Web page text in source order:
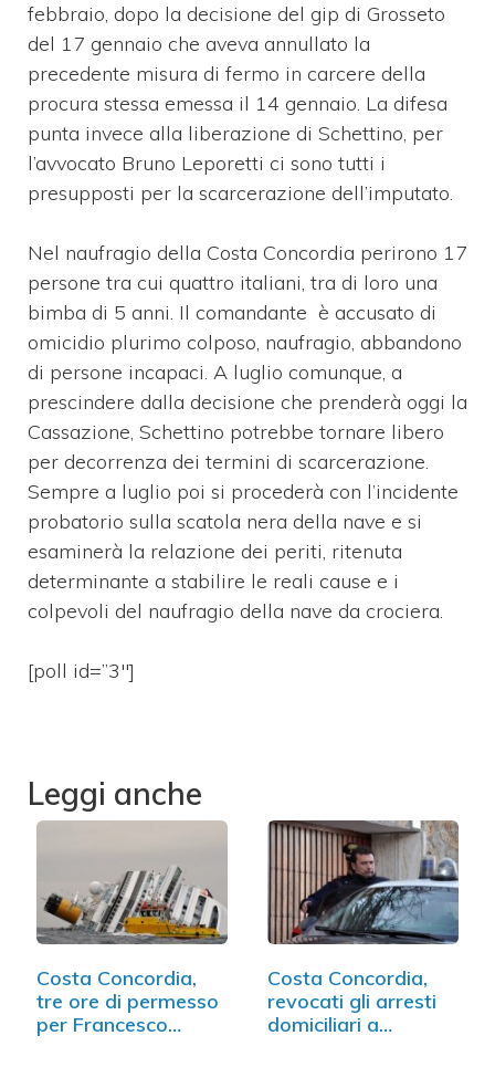
febbraio, dopo la decisione del gip di Grosseto
del 17 gennaio che aveva annullato la
precedente misura di fermo in carcere della
procura stessa emessa il 14 gennaio. La difesa
punta invece alla liberazione di Schettino, per
l’avvocato Bruno Leporetti ci sono tutti i
presupposti per la scarcerazione dell’imputato.
Nel naufragio della Costa Concordia perirono 17
persone tra cui quattro italiani, tra di loro una
bimba di 5 anni. Il comandante è accusato di
omicidio plurimo colposo, naufragio, abbandono
di persone incapaci. A luglio comunque, a
prescindere dalla decisione che prenderà oggi la
Cassazione, Schettino potrebbe tornare libero
per decorrenza dei termini di scarcerazione.
Sempre a luglio poi si procederà con l’incidente
probatorio sulla scatola nera della nave e si
esaminerà la relazione dei periti, ritenuta
determinante a stabilire le reali cause e i
colpevoli del naufragio della nave da crociera.
[poll id=”3″]
Leggi anche
Costa Concordia,
tre ore di permesso
per Francesco
Costa Concordia,
revocati gli arresti
domiciliari a…